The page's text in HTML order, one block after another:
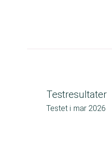
Testresultater
Testet i mar 2026